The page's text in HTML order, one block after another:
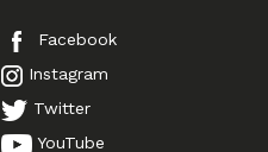
Facebook
Instagram
Twitter
YouTube